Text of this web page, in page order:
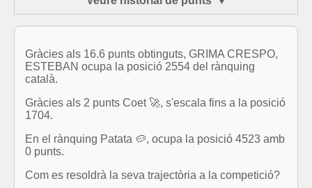
Gràcies als 16.6 punts obtinguts, GRIMA CRESPO,
ESTEBAN ocupa la posició 2554 del rànquing
català.
Gràcies als 2 punts Coet 🚀, s'escala fins a la posició
1704.
En el rànquing Patata 🥔, ocupa la posició 4523 amb
0 punts.
Com es resoldrà la seva trajectòria a la competició?